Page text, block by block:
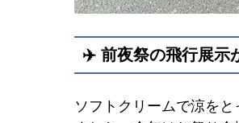
✈️ 前夜祭の飛行展示
ソフトクリームで涼を